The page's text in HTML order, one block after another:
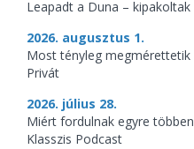
Leapadt a Duna –
2026. augusztus 1.
Most tényleg megmérettetik
Privát
2026. július 28.
Miért fordulnak egyre
Klasszis Podcast